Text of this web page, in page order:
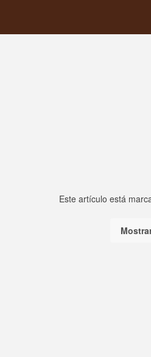
Este artículo está